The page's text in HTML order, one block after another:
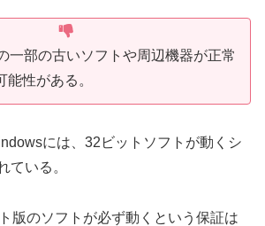
一部の古いソフトや周辺機器が正常
性がある。
には、32ビットソフトが動くシ
ている。
版のソフトが必ず動くという保証は